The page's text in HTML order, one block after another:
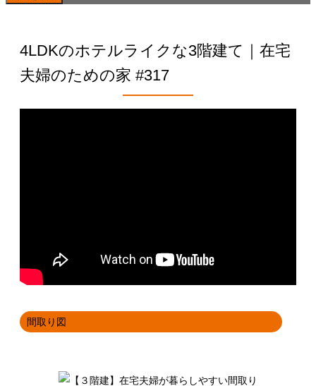
4LDKのホテルライクな3階建て｜在宅
夫婦のための家 #317
間取り図